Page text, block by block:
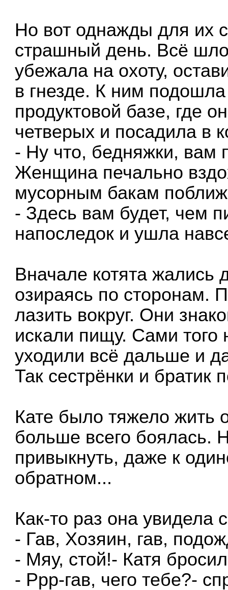
Но вот однажды для их
страшный день. Всё
убежала на охоту,
в гнезде. К ним
продуктовой базе, где
четверых и посадила в
- Ну что, бедняжки, вам
Женщина печально
мусорным бакам
- Здесь вам будет, чем
напоследок и ушла
Вначале котята жались
озираясь по сторонам.
лазить вокруг. Они
искали пищу. Сами того
уходили всё дальше и
Так сестрёнки и братик
Кате было тяжело жить
больше всего боялась.
привыкнуть, даже к
обратном...
Как-то раз она увидела
- Гав, Хозяин, гав,
- Мяу, стой!- Катя
- Ррр-гав, чего тебе?-